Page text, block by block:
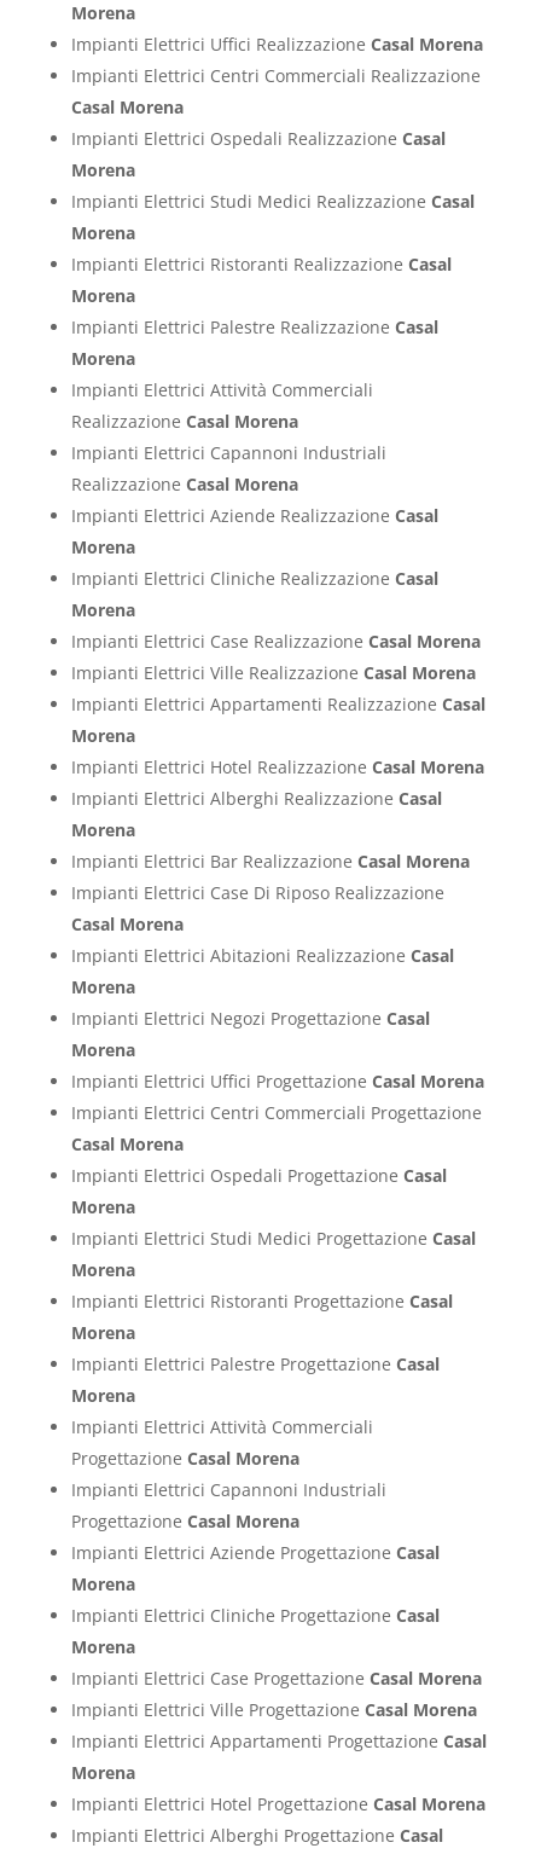
Morena
Impianti Elettrici Uffici Realizzazione Casal Morena
Impianti Elettrici Centri Commerciali Realizzazione
Casal Morena
Impianti Elettrici Ospedali Realizzazione Casal
Morena
Impianti Elettrici Studi Medici Realizzazione Casal
Morena
Impianti Elettrici Ristoranti Realizzazione Casal
Morena
Impianti Elettrici Palestre Realizzazione Casal
Morena
Impianti Elettrici Attività Commerciali
Realizzazione Casal Morena
Impianti Elettrici Capannoni Industriali
Realizzazione Casal Morena
Impianti Elettrici Aziende Realizzazione Casal
Morena
Impianti Elettrici Cliniche Realizzazione Casal
Morena
Impianti Elettrici Case Realizzazione Casal Morena
Impianti Elettrici Ville Realizzazione Casal Morena
Impianti Elettrici Appartamenti Realizzazione Casal
Morena
Impianti Elettrici Hotel Realizzazione Casal Morena
Impianti Elettrici Alberghi Realizzazione Casal
Morena
Impianti Elettrici Bar Realizzazione Casal Morena
Impianti Elettrici Case Di Riposo Realizzazione
Casal Morena
Impianti Elettrici Abitazioni Realizzazione Casal
Morena
Impianti Elettrici Negozi Progettazione Casal
Morena
Impianti Elettrici Uffici Progettazione Casal Morena
Impianti Elettrici Centri Commerciali Progettazione
Casal Morena
Impianti Elettrici Ospedali Progettazione Casal
Morena
Impianti Elettrici Studi Medici Progettazione Casal
Morena
Impianti Elettrici Ristoranti Progettazione Casal
Morena
Impianti Elettrici Palestre Progettazione Casal
Morena
Impianti Elettrici Attività Commerciali
Progettazione Casal Morena
Impianti Elettrici Capannoni Industriali
Progettazione Casal Morena
Impianti Elettrici Aziende Progettazione Casal
Morena
Impianti Elettrici Cliniche Progettazione Casal
Morena
Impianti Elettrici Case Progettazione Casal Morena
Impianti Elettrici Ville Progettazione Casal Morena
Impianti Elettrici Appartamenti Progettazione Casal
Morena
Impianti Elettrici Hotel Progettazione Casal Morena
Impianti Elettrici Alberghi Progettazione Casal